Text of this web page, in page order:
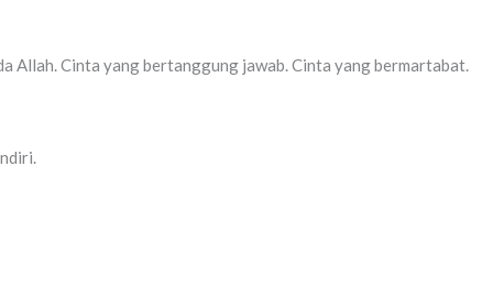
Allah. Cinta yang bertanggung jawab. Cinta yang bermartabat.